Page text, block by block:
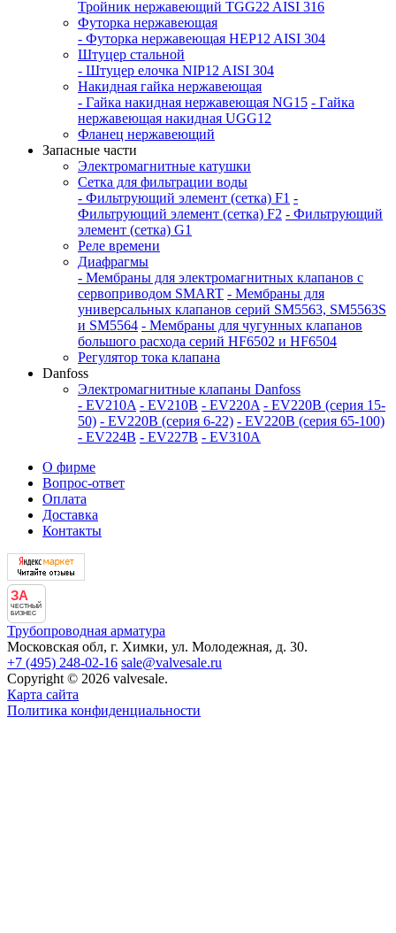
Тройник нержавеющий TGG22 AISI 316
Футорка нержавеющая
- Футорка нержавеющая HEP12 AISI 304
Штуцер стальной
- Штуцер елочка NIP12 AISI 304
Накидная гайка нержавеющая
- Гайка накидная нержавеющая NG15 - Гайка
нержавеющая накидная UGG12
Фланец нержавеющий
Запасные части
Электромагнитные катушки
Сетка для фильтрации воды
- Фильтрующий элемент (сетка) F1 -
Фильтрующий элемент (сетка) F2 - Фильтрующий
элемент (сетка) G1
Реле времени
Диафрагмы
- Мембраны для электромагнитных клапанов с
сервоприводом SMART - Мембраны для
универсальных клапанов серий SM5563, SM5563S
и SM5564 - Мембраны для чугунных клапанов
большого расхода серий HF6502 и HF6504
Регулятор тока клапана
Danfoss
Электромагнитные клапаны Danfoss
- EV210A - EV210B - EV220A - EV220B (серия 15-
50) - EV220B (серия 6-22) - EV220B (серия 65-100)
- EV224B - EV227B - EV310A
О фирме
Вопрос-ответ
Оплата
Доставка
Контакты
ЗА
ЧЕСТНЫЙ
БИЗНЕС
Трубопроводная арматура
Московская обл, г. Химки, ул. Молодежная, д. 30.
+7 (495) 248-02-16 sale@valvesale.ru
Copyright © 2026 valvesale.
Карта сайта
Политика конфиденциальности